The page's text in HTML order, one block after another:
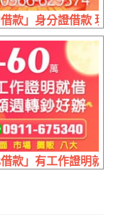
暴利 | 資金週轉好幫
借款」身分證借款 現
| 30萬 禮拜會信貸來
借款」有工作證明就